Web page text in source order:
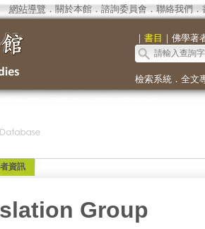
網站導覽 ． 關於本館． 諮詢委員會． 聯絡我們 ．
｜ 書目 ｜ 佛學著
檢索系統． 全文
資訊
Group